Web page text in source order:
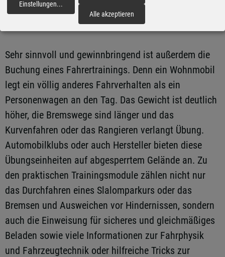
Reisemobil gestaltet die Schäppchenjagd allemal
Sehr sinnvoll und gewinnbringend ist außerdem die
Buchung eines Fahrertrainings. Denn ein Wohnmobil
legt ein völlig anderes Fahrverhalten als ein
Personenwagen an den Tag. Das Gewicht ist deutlich
höher, die Bremswege sind länger und das
Kurvenfahren oder das Rangieren verlangt Übung.
Automobilklubs oder auch Hersteller bieten diese
Übungseinheiten auf abgesperrtem Gelände an. Zu
den praktischen Trainingsmodule zählen nicht nur
das Durchfahren eines Slalomparkurs oder das
Bremsen und Ausweichen vor Hindernissen, sondern
auch die Einweisung für sicheres und gleichmäßiges
Beladen sowie viele Informationen zur Fahrphysik
und Fahrzeugtechnik oder hilfreiche Tricks zur
Einstellungen...
Alle akzeptieren